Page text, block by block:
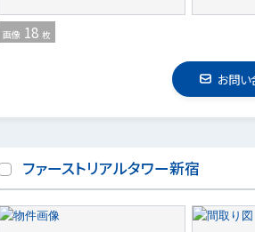
画像 18 枚
お問い
ファーストリアルタワー新宿